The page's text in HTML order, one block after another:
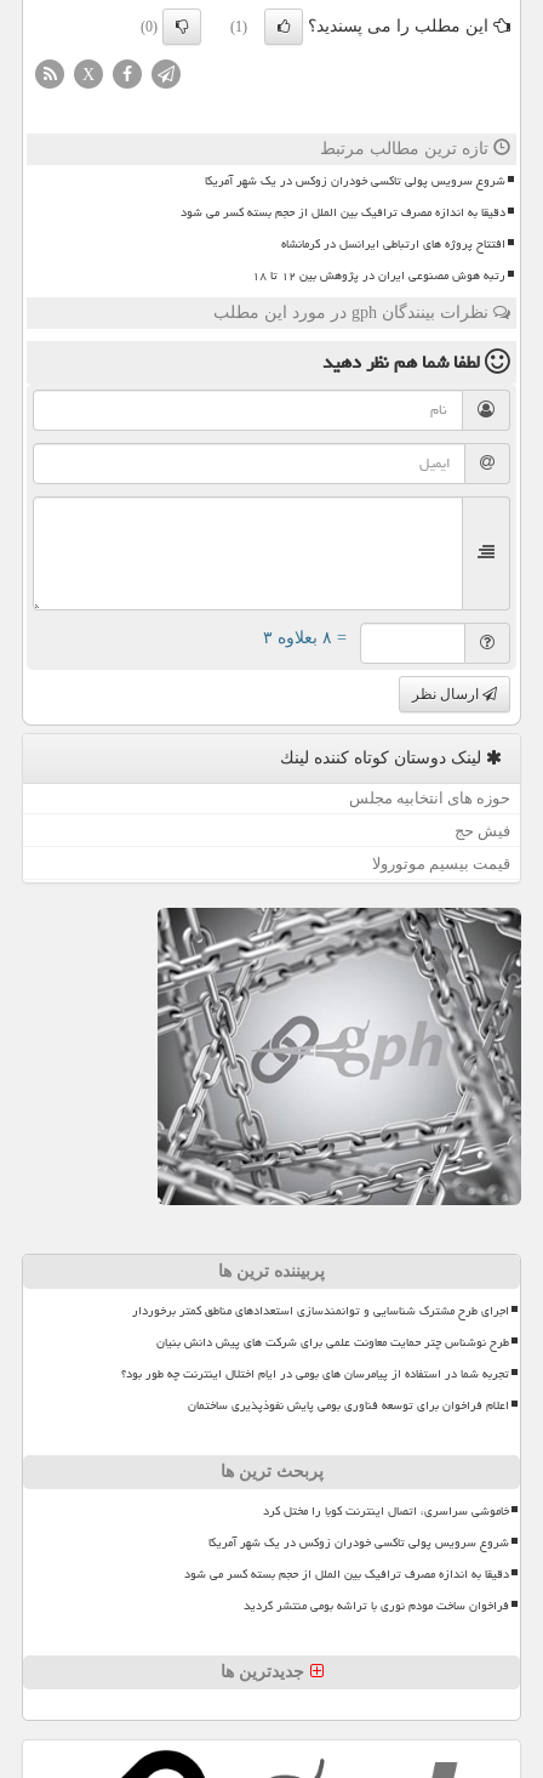
این مطلب را می پسندید؟ (1)
(0)
X
تازه ترین مطالب مرتبط
شروع سرویس پولی تاکسی خودران زوکس در یک شهر آمریکا
دقیقا به اندازه مصرف ترافیک بین الملل از حجم بسته کسر می شود
افتتاح پروژه های ارتباطی ایرانسل در کرمانشاه
رتبه هوش مصنوعی ایران در پژوهش بین ۱۲ تا ۱۸
نظرات بینندگان gph در مورد این مطلب
لطفا شما همنظر دهید
= ۸ بعلاوه ۳
ارسال نظر
لینک دوستان كوتاه كننده لینك
حوزه های انتخابیه مجلس
فیش حج
قیمت بیسیم موتورولا
پربیننده ترین ها
اجرای طرح مشترک شناسایی و توانمندسازی استعدادهای مناطق کمتر برخوردار
طرح نوشناس چتر حمایت معاونت علمی برای شرکت های پیش دانش بنیان
تجربه شما در استفاده از پیامرسان های بومی در ایام اختلال اینترنت چه طور بود؟
اعلام فراخوان برای توسعه فناوری بومی پایش نفوذپذیری ساختمان
پربحث ترین ها
خاموشی سراسری، اتصال اینترنت کوبا را مختل کرد
شروع سرویس پولی تاکسی خودران زوکس در یک شهر آمریکا
دقیقا به اندازه مصرف ترافیک بین الملل از حجم بسته کسر می شود
فراخوان ساخت مودم نوری با تراشه بومی منتشر گردید
جدیدترین ها